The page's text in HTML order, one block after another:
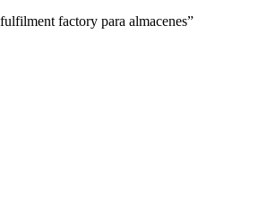
factory para almacenes”